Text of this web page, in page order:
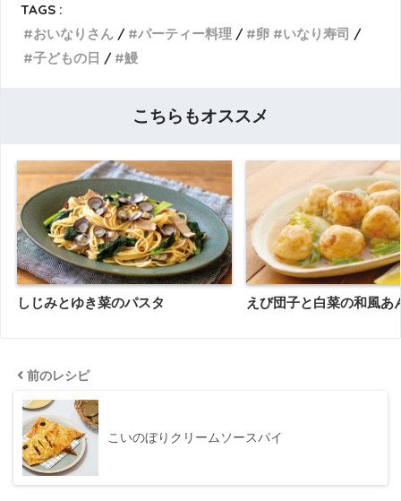
TAGS :
おいなりさん
パーティー料理
卵 #いなり寿司
子どもの日
鰻
こちらもオススメ
しじみとゆき菜のパスタ えび団子と白菜の和風あ
前のレシピ
こいのぼりクリームソースパイ